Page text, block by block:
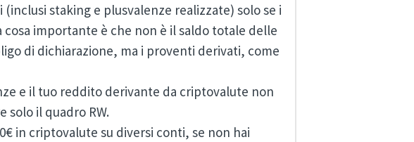
staking e plusvalenze realizzate) solo se i
cosa importante è che non è il saldo totale delle
di dichiarazione, ma i proventi derivati, come
e il tuo reddito derivante da criptovalute non
solo il quadro RW.
in criptovalute su diversi conti, se non hai